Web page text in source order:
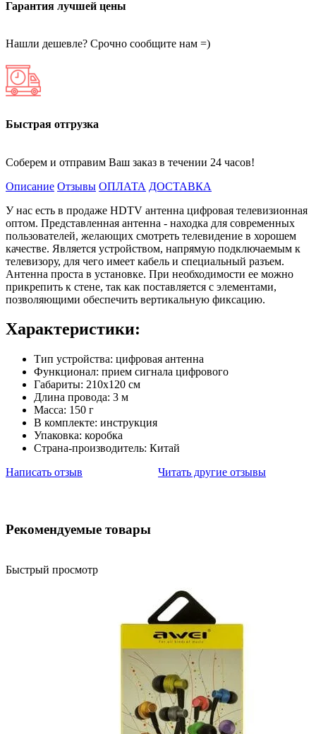
Гарантия лучшей цены
Нашли дешевле? Срочно сообщите нам =)
Быстрая отгрузка
Соберем и отправим Ваш заказ в течении 24 часов!
Описание Отзывы ОПЛАТА ДОСТАВКА
У нас есть в продаже HDTV антенна цифровая телевизионная
оптом. Представленная антенна - находка для современных
пользователей, желающих смотреть телевидение в хорошем
качестве. Является устройством, напрямую подключаемым к
телевизору, для чего имеет кабель и специальный разъем.
Антенна проста в установке. При необходимости ее можно
прикрепить к стене, так как поставляется с элементами,
позволяющими обеспечить вертикальную фиксацию.
Характеристики:
Тип устройства: цифровая антенна
Функционал: прием сигнала цифрового
Габариты: 210х120 см
Длина провода: 3 м
Масса: 150 г
В комплекте: инструкция
Упаковка: коробка
Страна-производитель: Китай
Написать отзыв
Читать другие отзывы
Рекомендуемые товары
Быстрый просмотр